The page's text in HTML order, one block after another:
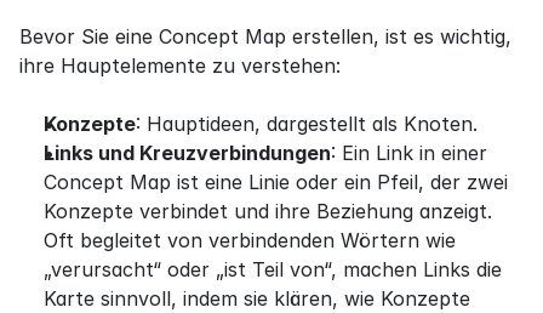
Bevor Sie eine Concept Map erstellen, ist es wichtig,
ihre Hauptelemente zu verstehen:
Konzepte: Hauptideen, dargestellt als Knoten.
Links und Kreuzverbindungen: Ein Link in einer
Concept Map ist eine Linie oder ein Pfeil, der zwei
Konzepte verbindet und ihre Beziehung anzeigt.
Oft begleitet von verbindenden Wörtern wie
„verursacht“ oder „ist Teil von“, machen Links die
Karte sinnvoll, indem sie klären, wie Konzepte